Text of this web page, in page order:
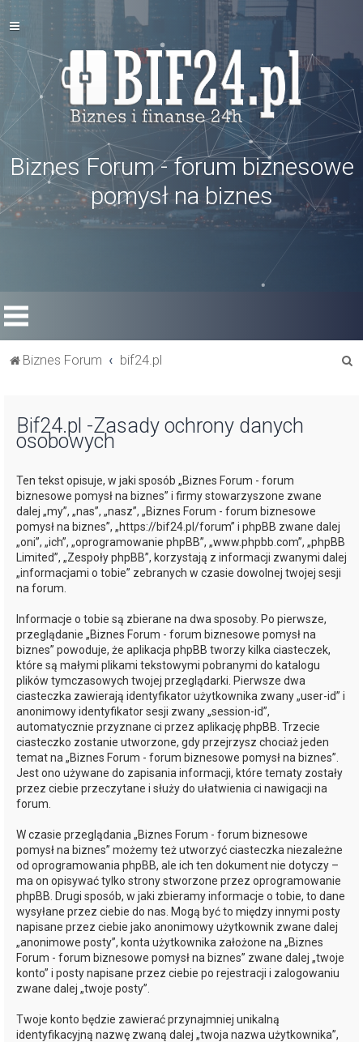
Biznes Forum - forum biznesowe
pomysł na biznes
Biznes Forum bif24.pl
Bif24.pl -Zasady ochrony danych
osobowych
Ten tekst opisuje, w jaki sposób „Biznes Forum - forum
biznesowe pomysł na biznes” i firmy stowarzyszone zwane
dalej „my”, „nas”, „nasz”, „Biznes Forum - forum biznesowe
pomysł na biznes”, „https://bif24.pl/forum” i phpBB zwane dalej
„oni”, „ich”, „oprogramowanie phpBB”, „www.phpbb.com”, „phpBB
Limited”, „Zespoły phpBB”, korzystają z informacji zwanymi dalej
„informacjami o tobie” zebranych w czasie dowolnej twojej sesji
na forum.
Informacje o tobie są zbierane na dwa sposoby. Po pierwsze,
przeglądanie „Biznes Forum - forum biznesowe pomysł na
biznes” powoduje, że aplikacja phpBB tworzy kilka ciasteczek,
które są małymi plikami tekstowymi pobranymi do katalogu
plików tymczasowych twojej przeglądarki. Pierwsze dwa
ciasteczka zawierają identyfikator użytkownika zwany „user-id” i
anonimowy identyfikator sesji zwany „session-id”,
automatycznie przyznane ci przez aplikację phpBB. Trzecie
ciasteczko zostanie utworzone, gdy przejrzysz chociaż jeden
temat na „Biznes Forum - forum biznesowe pomysł na biznes”.
Jest ono używane do zapisania informacji, które tematy zostały
przez ciebie przeczytane i służy do ułatwienia ci nawigacji na
forum.
W czasie przeglądania „Biznes Forum - forum biznesowe
pomysł na biznes” możemy też utworzyć ciasteczka niezależne
od oprogramowania phpBB, ale ich ten dokument nie dotyczy –
ma on opisywać tylko strony stworzone przez oprogramowanie
phpBB. Drugi sposób, w jaki zbieramy informacje o tobie, to dane
wysyłane przez ciebie do nas. Mogą być to między innymi posty
napisane przez ciebie jako anonimowy użytkownik zwane dalej
„anonimowe posty”, konta użytkownika założone na „Biznes
Forum - forum biznesowe pomysł na biznes” zwane dalej „twoje
konto” i posty napisane przez ciebie po rejestracji i zalogowaniu
zwane dalej „twoje posty”.
Twoje konto będzie zawierać przynajmniej unikalną
identyfikacyjną nazwę zwaną dalej „twoja nazwa użytkownika”,